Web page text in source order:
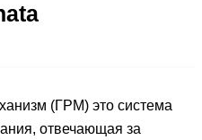
(ГРМ) это система
отвечающая за